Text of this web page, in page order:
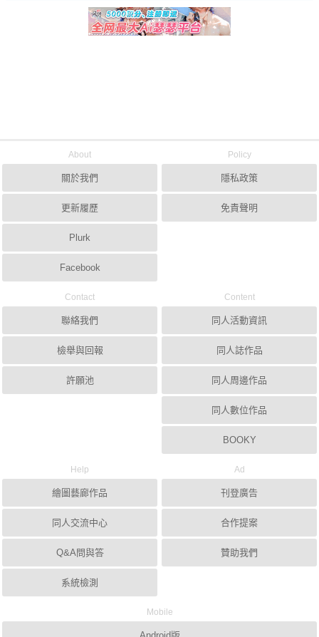
About
關於我們
更新履歷
Plurk
Facebook
Policy
隱私政策
免責聲明
Contact
聯絡我們
檢舉與回報
許願池
Content
同人活動資訊
同人誌作品
同人周邊作品
同人數位作品
BOOKY
Help
繪圖藝廊作品
同人交流中心
Q&A問與答
系統檢測
Ad
刊登廣告
合作提案
贊助我們
Mobile